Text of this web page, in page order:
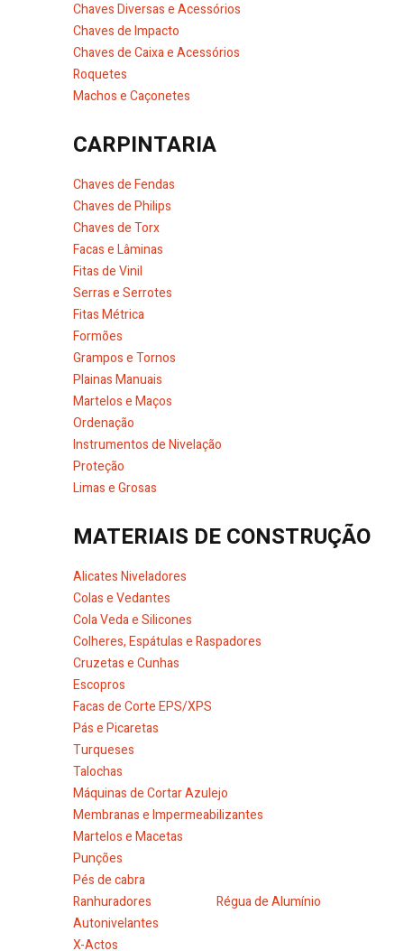
Chaves Diversas e Acessórios
Chaves de Impacto
Chaves de Caixa e Acessórios
Roquetes
Machos e Caçonetes
CARPINTARIA
Chaves de Fendas
Chaves de Philips
Chaves de Torx
Facas e Lâminas
Fitas de Vinil
Serras e Serrotes
Fitas Métrica
Formões
Grampos e Tornos
Plainas Manuais
Martelos e Maços
Ordenação
Instrumentos de Nivelação
Proteção
Limas e Grosas
MATERIAIS DE CONSTRUÇÃO
Alicates Niveladores
Colas e Vedantes
Cola Veda e Silicones
Colheres, Espátulas e Raspadores
Cruzetas e Cunhas
Escopros
Facas de Corte EPS/XPS
Pás e Picaretas
Turqueses
Talochas
Máquinas de Cortar Azulejo
Membranas e Impermeabilizantes
Martelos e Macetas
Punções
Pés de cabra
Ranhuradores
Régua de Alumínio
Autonivelantes
X-Actos